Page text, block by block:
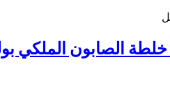
الصابون الملكي